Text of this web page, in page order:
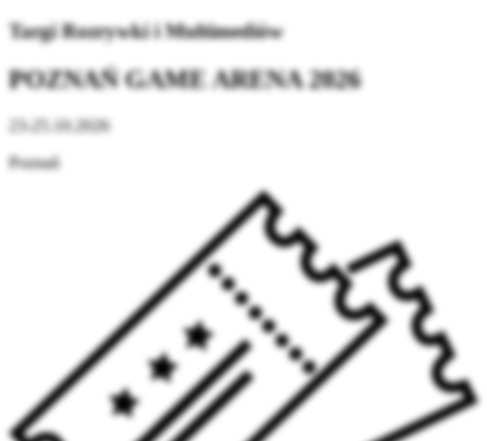
Targi Rozrywki i Multimediów
POZNAŃ GAME ARENA 2026
23-25.10.2026
Poznań